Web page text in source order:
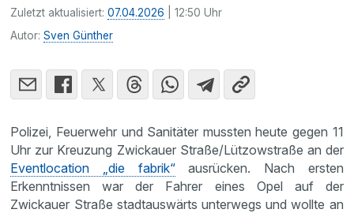
Zuletzt aktualisiert:07.04.2026 | 12:50 Uhr
Autor:Sven Günther
Polizei, Feuerwehr und Sanitäter mussten heute gegen 11
Uhr zur Kreuzung Zwickauer Straße/Lützowstraße an der
Eventlocation „die fabrik“ausrücken. Nach ersten
Erkenntnissen war der Fahrer eines Opel auf der
Zwickauer Straße stadtauswärts unterwegs und wollte an